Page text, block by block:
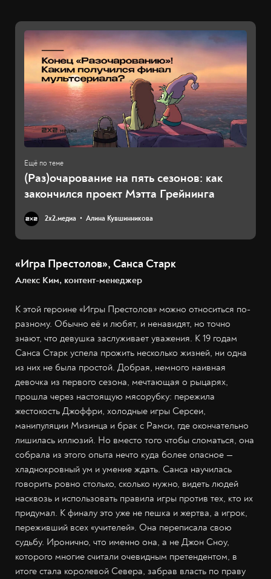
(Раз)очарование на пять сезонов: как
закончился проект Мэтта Грейнинга
2х2.медиа Алина Кувшинникова
«Игра Престолов», Санса Старк
Алекс Ким, контент-менеджер
К этой героине «Игры Престолов» можно относиться по-
разному. Обычно её и любят, и ненавидят, но точно
знают, что девушка заслуживает уважения. К 19 годам
Санса Старк успела прожить несколько жизней, ни одна
из них не была простой. Добрая, немного наивная
девочка из первого сезона, мечтающая о рыцарях,
прошла через настоящую мясорубку: пережила
жестокость Джоффри, холодные игры Серсеи,
манипуляции Мизинца и брак с Рамси, где окончательно
лишилась иллюзий. Но вместо того чтобы сломаться, она
собрала из этого опыта нечто куда более опасное —
хладнокровный ум и умение ждать. Санса научилась
говорить ровно столько, сколько нужно, видеть людей
насквозь и использовать правила игры против тех, кто их
придумал. К финалу это уже не пешка и жертва, а игрок,
переживший всех «учителей». Она переписала свою
судьбу. Иронично, что именно она, а не Джон Сноу,
которого многие считали очевидным претендентом, в
итоге стала королевой Севера, забрав власть по праву